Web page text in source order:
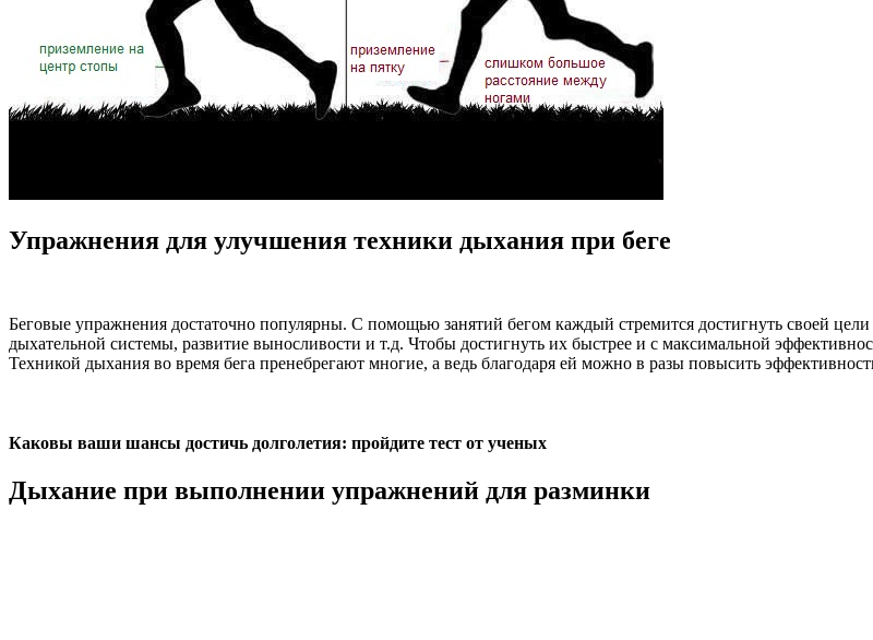
Упражнения для улучшения техники дыхания при беге
Беговые упражнения достаточно популярны. С помощью занятий бегом каждый стремится достигнуть своей
дыхательной системы, развитие выносливости и т.д. Чтобы достигнуть их быстрее и с максимальной
Техникой дыхания во время бега пренебрегают многие, а ведь благодаря ей можно в разы повысить
Каковы ваши шансы достичь долголетия: пройдите тест от ученых
Дыхание при выполнении упражнений для разминки